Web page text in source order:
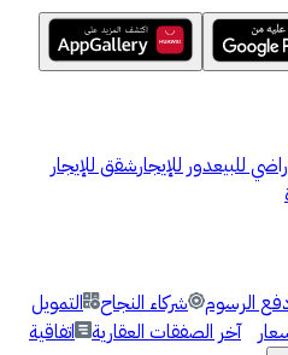
للبيعدور للإيجارشقق للإيجار
الرسوم شركاء النجاح
التمويل
آخر الصفقات العقارية
اتفاقية